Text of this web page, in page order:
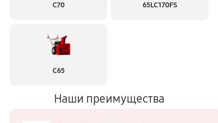
С70 65LC170FS
С65
Наши преимущества